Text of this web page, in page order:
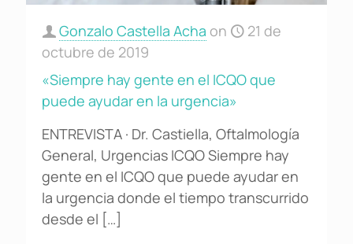
Gonzalo Castella Acha on
21 de
octubre de 2019
«Siempre hay gente en el ICQO que
puede ayudar en la urgencia»
ENTREVISTA · Dr. Castiella, Oftalmología
General, Urgencias ICQO Siempre hay
gente en el ICQO que puede ayudar en
la urgencia donde el tiempo transcurrido
desde el […]